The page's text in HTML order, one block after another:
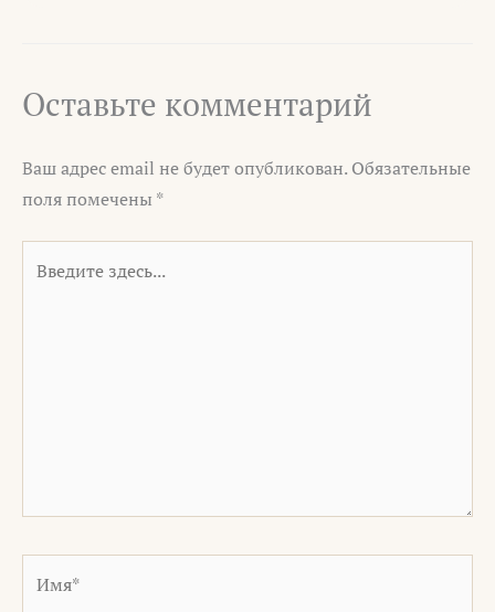
Оставьте комментарий
Ваш адрес email не будет опубликован. Обязательные
поля помечены *
здесь...